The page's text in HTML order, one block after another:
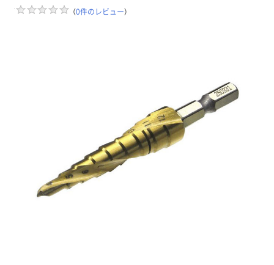
（0件のレビュー）